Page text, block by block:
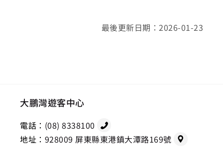
最後更新日期：2026-01-23
大鵬灣遊客中心
電話： (08) 8338100
地址： 928009 屏東縣東港鎮大潭路169號